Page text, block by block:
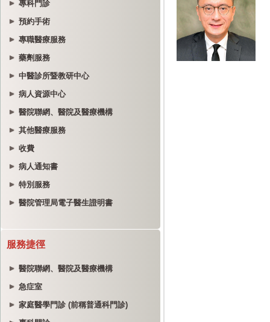
專科門診
預約手術
專職醫療服務
藥劑服務
中醫診所暨教研中心
病人資源中心
醫院聯網、醫院及醫療機構
其他醫療服務
收費
病人通知書
特別服務
醫院管理局電子醫生證明書
服務捷徑
醫院聯網、醫院及醫療機構
急症室
家庭醫學門診 (前稱普通科門診)